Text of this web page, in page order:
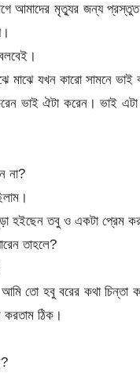
আমাদের মৃত্যুর জন্য
মাঝে যখন কারো সামনে ভাই
ভাই ঐটা করেন। ভাই এটা
না?
হইছেন তবু ও একটা প্রেম
তাহলে?
তো হবু বরের কথা চিন্তা
করতাম ঠিক।